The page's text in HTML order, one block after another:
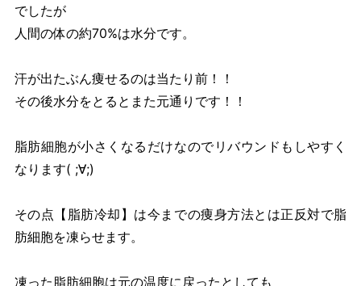
でしたが
人間の体の約70%は水分です。
汗が出たぶん痩せるのは当たり前！！
その後水分をとるとまた元通りです！！
脂肪細胞が小さくなるだけなのでリバウンドもしやすく
なります( ;∀;)
その点【脂肪冷却】は今までの痩身方法とは正反対で脂
肪細胞を凍らせます。
凍った脂肪細胞は元の温度に戻ったとしても